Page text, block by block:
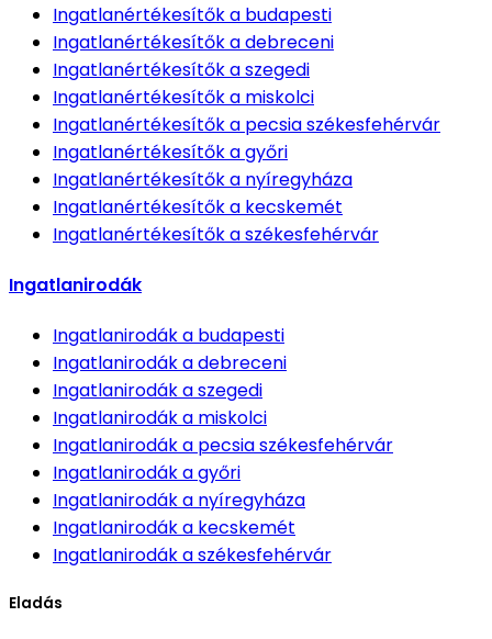
Ingatlanértékesítőka budapesti
Ingatlanértékesítőka debreceni
Ingatlanértékesítőka szegedi
Ingatlanértékesítőka miskolci
Ingatlanértékesítőka pecsia székesfehérvár
Ingatlanértékesítőka győri
Ingatlanértékesítőka nyíregyháza
Ingatlanértékesítőka kecskemét
Ingatlanértékesítőka székesfehérvár
Ingatlanirodák
Ingatlanirodáka budapesti
Ingatlanirodáka debreceni
Ingatlanirodáka szegedi
Ingatlanirodáka miskolci
Ingatlanirodáka pecsia székesfehérvár
Ingatlanirodáka győri
Ingatlanirodáka nyíregyháza
Ingatlanirodáka kecskemét
Ingatlanirodáka székesfehérvár
Eladás